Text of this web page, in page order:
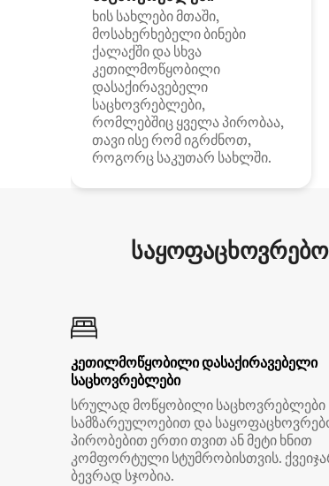
ხის სახლები მთაში,
მოსახერხებელი ბინები
ქალაქში და სხვა
კეთილმოწყობილი
დასაქირავებელი
საცხოვრებლები,
რომლებშიც ყველა პირობაა,
თავი ისე რომ იგრძნოთ,
როგორც საკუთარ სახლში.
კეთილმოწყობილი დასაქირავებელი
საცხოვრებლები
სრულად მოწყობილი საცხოვრებლები
სამზარეულოებით და
პირობებით ერთი თვით ან მეტი ხნით
კომფორტული სტუმრობისთვის.
ბევრად სჯობია.